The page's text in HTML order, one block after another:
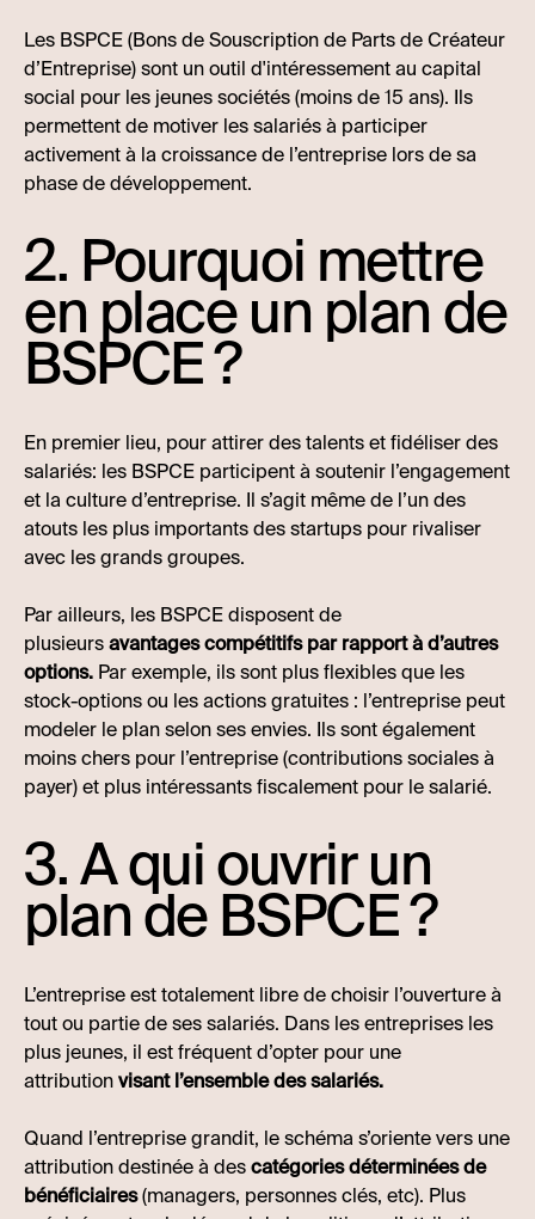
Les BSPCE (Bons de Souscription de Parts de Créateur
d’Entreprise) sont un outil d'intéressement au capital
social pour les jeunes sociétés (moins de 15 ans). Ils
permettent de motiver les salariés à participer
activement à la croissance de l’entreprise lors de sa
phase de développement.
2. Pourquoi mettre
en place un plan de
BSPCE ?
En premier lieu, pour attirer des talents et fidéliser des
salariés: les BSPCE participent à soutenir l’engagement
et la culture d’entreprise. Il s’agit même de l’un des
atouts les plus importants des startups pour rivaliser
avec les grands groupes.
Par ailleurs, les BSPCE disposent de
plusieursavantages compétitifs par rapport à d’autres
options. Par exemple, ils sont plus flexibles que les
stock-options ou les actions gratuites : l’entreprise peut
modeler le plan selon ses envies. Ils sont également
moins chers pour l’entreprise (contributions sociales à
payer) et plus intéressants fiscalement pour le salarié.
3. A qui ouvrir un
plan de BSPCE ?
L’entreprise est totalement libre de choisir l’ouverture à
tout ou partie de ses salariés. Dans les entreprises les
plus jeunes, il est fréquent d’opter pour une
attributionvisant l’ensemble des salariés.
Quand l’entreprise grandit, le schéma s’oriente vers une
attribution destinée à descatégories déterminées de
bénéficiaires(managers, personnes clés, etc). Plus